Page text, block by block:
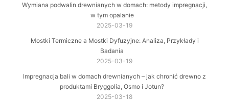
Wymiana podwalin drewnianych w domach: metody impregnacji,
w tym opalanie
2025-03-19
Mostki Termiczne a Mostki Dyfuzyjne: Analiza, Przykłady i
Badania
2025-03-19
Impregnacja bali w domach drewnianych – jak chronić drewno z
produktami Bryggolia, Osmo i Jotun?
2025-03-18